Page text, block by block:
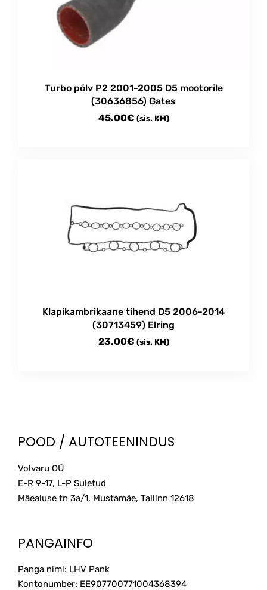
Turbo põlv P2 2001-2005 D5 mootorile
(30636856) Gates
45.00€ (sis. KM)
Klapikambrikaane tihend D5 2006-2014
(30713459) Elring
23.00€ (sis. KM)
POOD / AUTOTEENINDUS
Volvaru OÜ
E-R 9-17, L-P Suletud
Mäealuse tn 3a/1, Mustamäe, Tallinn 12618
PANGAINFO
Panga nimi: LHV Pank
Kontonumber: EE907700771004368394